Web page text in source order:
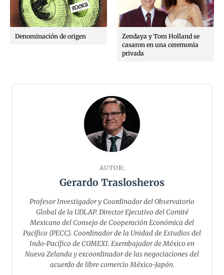
Denominación de origen
Zendaya y Tom Holland se
casaron en una ceremonia
privada
AUTOR:
Gerardo Traslosheros
Profesor Investigador y Coordinador del Observatorio
Global de la UDLAP. Director Ejecutivo del Comité
Mexicano del Consejo de Cooperación Económica del
Pacífico (PECC). Coordinador de la Unidad de Estudios del
Indo-Pacífico de COMEXI. Exembajador de México en
Nueva Zelanda y excoordinador de las negociaciones del
acuerdo de libre comercio México-Japón.